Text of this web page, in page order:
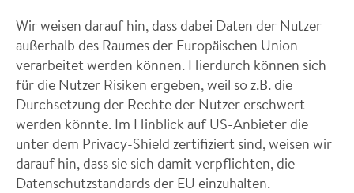
Wir weisen darauf hin, dass dabei Daten der Nutzer
außerhalb des Raumes der Europäischen Union
verarbeitet werden können. Hierdurch können sich
für die Nutzer Risiken ergeben, weil so z.B. die
Durchsetzung der Rechte der Nutzer erschwert
werden könnte. Im Hinblick auf US-Anbieter die
unter dem Privacy-Shield zertifiziert sind, weisen wir
darauf hin, dass sie sich damit verpflichten, die
Datenschutzstandards der EU einzuhalten.